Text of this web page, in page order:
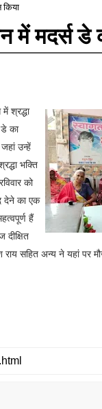
में मदर्स
श्रद्धा
डे का
उन्हें
भक्ति
को
देने का एक
हैं
सहित अन्य ने यहां पर